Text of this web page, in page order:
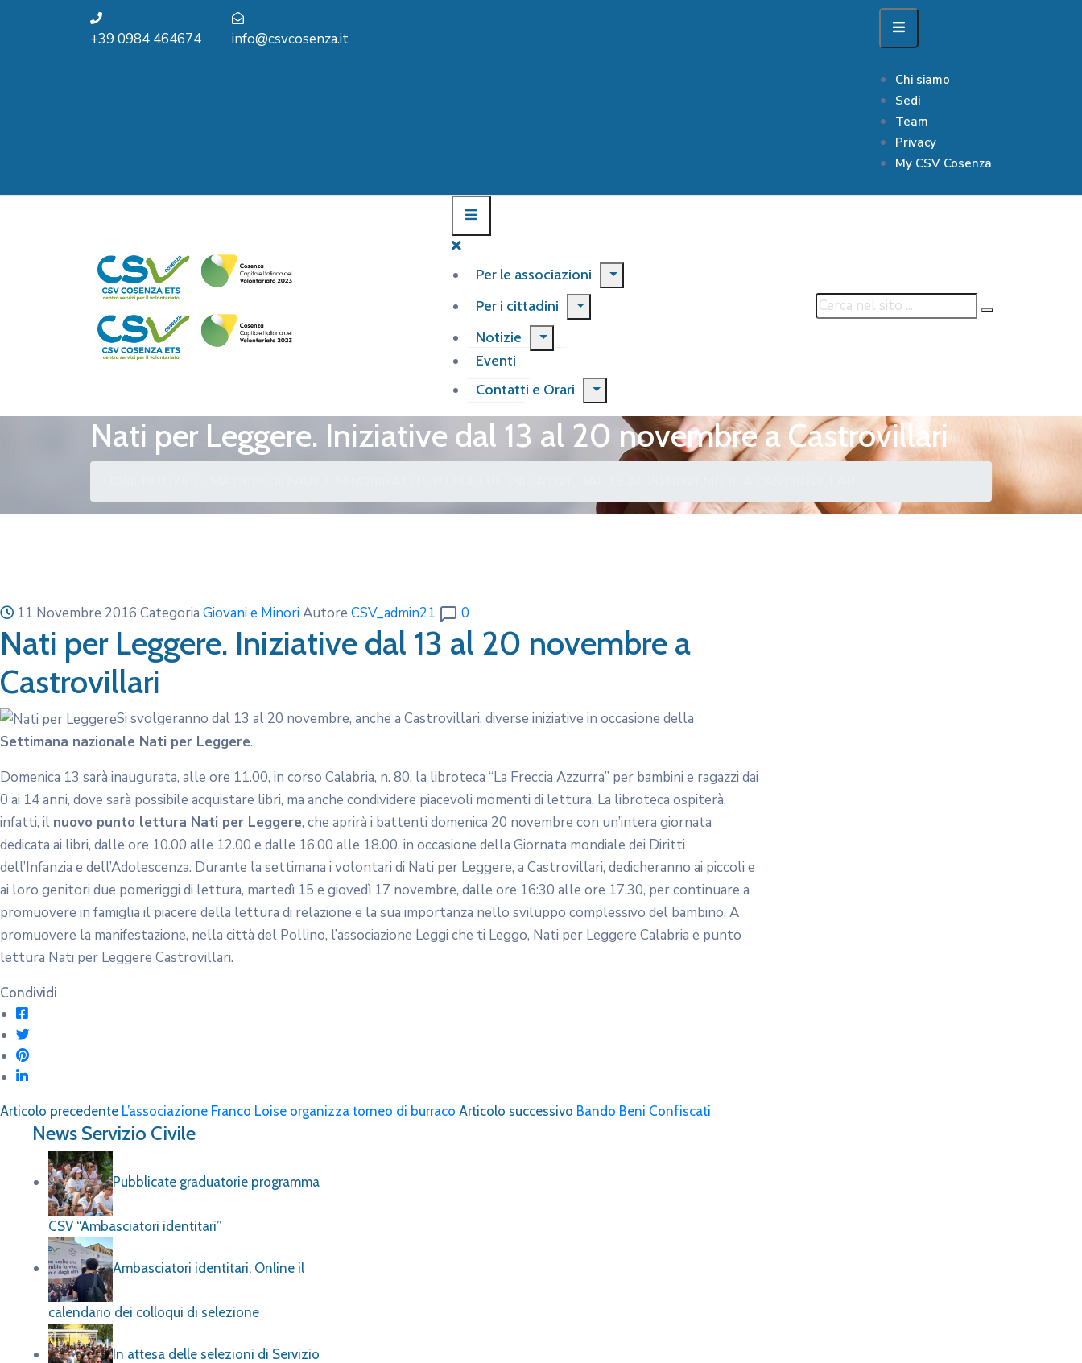
+39 0984 464674 info@csvcosenza.it
Chi siamo
Sedi
Team
Privacy
My CSV Cosenza
Per le associazioni
Per i cittadini
Notizie
Eventi
Contatti e Orari
Nati per Leggere. Iniziative dal 13 al 20 novembre a Castrovillari
11 Novembre 2016 Categoria Giovani e MinoriAutore CSV_admin21 0
Nati per Leggere. Iniziative dal 13 al 20 novembre a
Castrovillari
Si svolgeranno dal 13 al 20 novembre, anche a Castrovillari, diverse iniziative in occasione della
Settimana nazionale Nati per Leggere.
Domenica 13 sarà inaugurata, alle ore 11.00, in corso Calabria, n. 80, la libroteca “La Freccia Azzurra” per bambini e ragazzi dai
0 ai 14 anni, dove sarà possibile acquistare libri, ma anche condividere piacevoli momenti di lettura. La libroteca ospiterà,
infatti, il nuovo punto lettura Nati per Leggere, che aprirà i battenti domenica 20 novembre con un’intera giornata
dedicata ai libri, dalle ore 10.00 alle 12.00 e dalle 16.00 alle 18.00, in occasione della Giornata mondiale dei Diritti
dell’Infanzia e dell’Adolescenza. Durante la settimana i volontari di Nati per Leggere, a Castrovillari, dedicheranno ai piccoli e
ai loro genitori due pomeriggi di lettura, martedì 15 e giovedì 17 novembre, dalle ore 16:30 alle ore 17.30, per continuare a
promuovere in famiglia il piacere della lettura di relazione e la sua importanza nello sviluppo complessivo del bambino. A
promuovere la manifestazione, nella città del Pollino, l’associazione Leggi che ti Leggo, Nati per Leggere Calabria e punto
lettura Nati per Leggere Castrovillari.
Condividi
Articolo precedente L’associazione Franco Loise organizza torneo di burraco Articolo successivo Bando Beni Confiscati
News Servizio Civile
Pubblicate graduatorie programma
CSV “Ambasciatori identitari”
Ambasciatori identitari. Online il
calendario dei colloqui di selezione
In attesa delle selezioni di Servizio